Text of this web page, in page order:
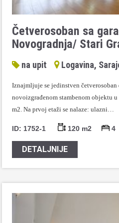
Četverosoban sa
Novogradnja/ Stari
na upit Logavina,
Iznajmljuje se jedinstven četverosoban
novoizgrađenom stambenom objektu
m2. Na prvoj etaži se nalaze: ulazni…
ID: 1752-1 120 m2 4
DETALJNIJE